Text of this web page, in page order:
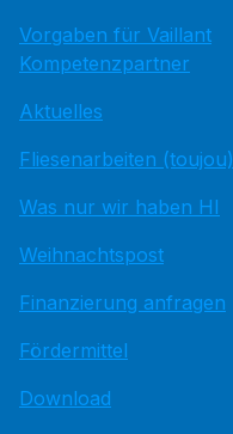
Vorgaben für Vaillant
Kompetenzpartner
Aktuelles
Fliesenarbeiten (toujou)
Was nur wir haben HI
Weihnachtspost
Finanzierung anfragen
Fördermittel
Download